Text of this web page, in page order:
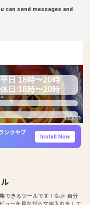
can send messages and
平日 18時〜20時
休日 18時〜20時
ル
ンクやプ
Install Now
できるツールです！🥳🎉 自分